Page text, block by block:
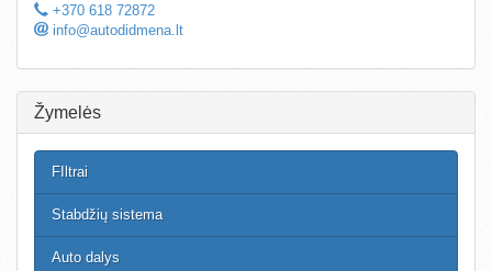
+370 618 72872
info@autodidmena.lt
Žymelės
FIltrai
Stabdžių sistema
Auto dalys